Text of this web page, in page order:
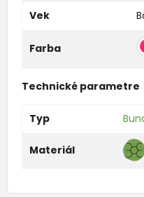
Vek
Farba
Technické parametre
Typ
Materiál